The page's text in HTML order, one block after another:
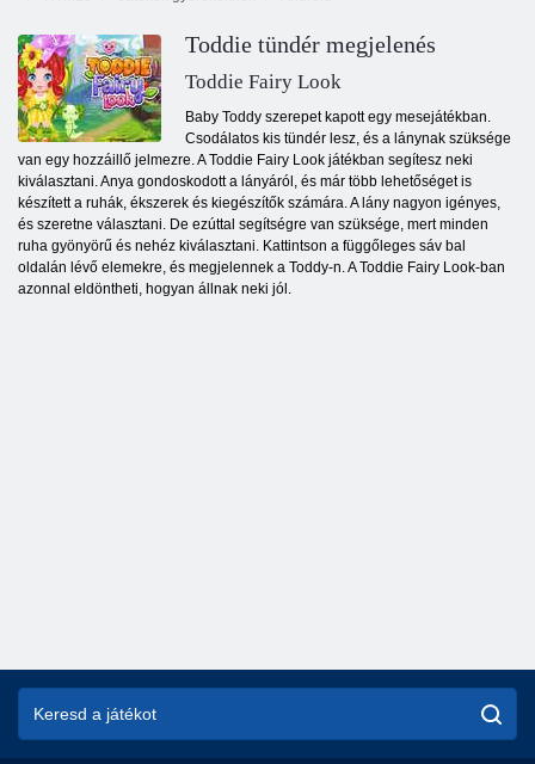
Toddie tündér megjelenés
Toddie Fairy Look
Baby Toddy szerepet kapott egy mesejátékban.
Csodálatos kis tündér lesz, és a lánynak szüksége
van egy hozzáillő jelmezre. A Toddie Fairy Look játékban segítesz neki
kiválasztani. Anya gondoskodott a lányáról, és már több lehetőséget is
készített a ruhák, ékszerek és kiegészítők számára. A lány nagyon igényes,
és szeretne választani. De ezúttal segítségre van szüksége, mert minden
ruha gyönyörű és nehéz kiválasztani. Kattintson a függőleges sáv bal
oldalán lévő elemekre, és megjelennek a Toddy-n. A Toddie Fairy Look-ban
azonnal eldöntheti, hogyan állnak neki jól.